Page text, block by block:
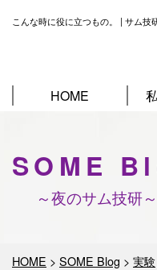
こんな時に役に立つもの。 | サム技
HOME
SOME
～夜のサム技研～
HOME > SOME Blog > 実験